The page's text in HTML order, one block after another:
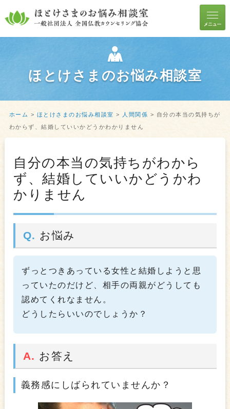
ほとけさまのお悩み相談室
ホーム > ほとけさまのお悩み相談室 > 人間関係 > 自分の本当の気持ちが
わからず、結婚していいかどうかわかりません
自分の本当の気持ちがわから
ず、結婚していいかどうかわ
かりません
Q. お悩み
ずっとつきあっている女性と結婚しようと思
っていたのだけど、相手の両親がどうしても
認めてくれなません。
どうしたらいいのでしょうか？
A. お答え
義務感にしばられていませんか？